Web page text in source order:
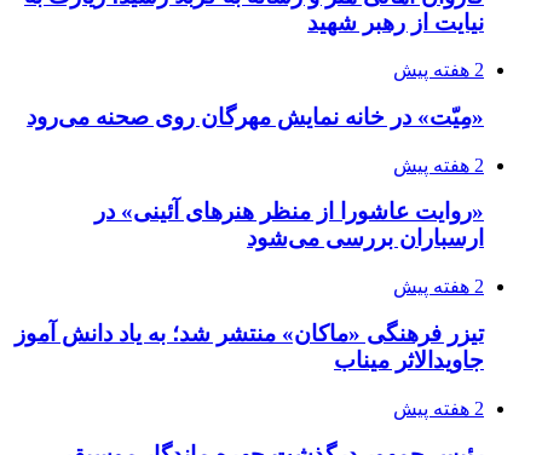
نیایت از رهبر شهید
2 هفته پیش
«مِیّت» در خانه نمایش مهرگان روی صحنه می‌رود
2 هفته پیش
«روایت عاشورا از منظر هنرهای آئینی» در
ارسباران بررسی می‌شود
2 هفته پیش
تیزر فرهنگی «ماکان» منتشر شد؛ به یاد دانش آموز
جاویدالاثر میناب
2 هفته پیش